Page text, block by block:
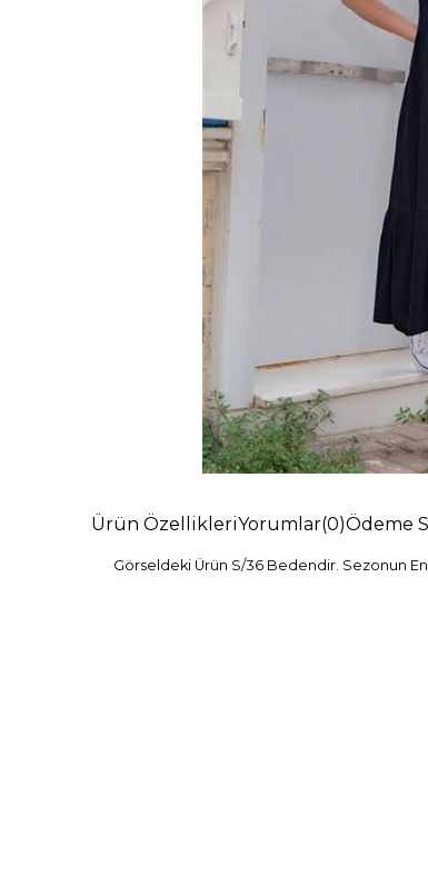
Ürün ÖzellikleriYorumlar(0)Ödeme
Görseldeki Ürün S/36 Bedendir. Sezonun